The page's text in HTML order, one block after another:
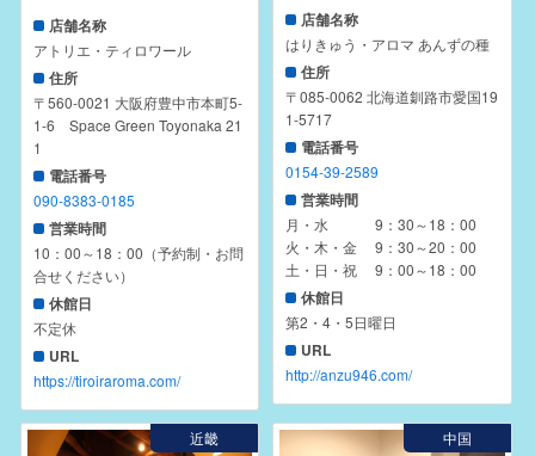
店舗名称
アトリエ・ティロワール
住所
〒560-0021 大阪府豊中市本町5-
1-6 Space Green Toyonaka 21
1
電話番号
090-8383-0185
営業時間
10：00～18：00（予約制・お問
合せください）
休館日
不定休
URL
https://tiroiraroma.com/
店舗名称
はりきゅう・アロマ あんずの種
住所
〒085-0062 北海道釧路市愛国19
1-5717
電話番号
0154-39-2589
営業時間
月・水 9：30～18：00
火・木・金 9：30～20：00
土・日・祝 9：00～18：00
休館日
第2・4・5日曜日
URL
http://anzu946.com/
近畿 中国